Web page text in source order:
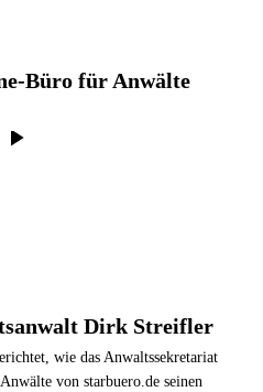
Büro für Anwälte
Dirk Streifler
wie das Anwaltssekretariat
von starbuero.de seinen